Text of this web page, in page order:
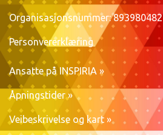
Organisasjonsnummer: 893980482
Personvererklæring
Ansatte på INSPIRIA »
Åpningstider »
Veibeskrivelse og kart »